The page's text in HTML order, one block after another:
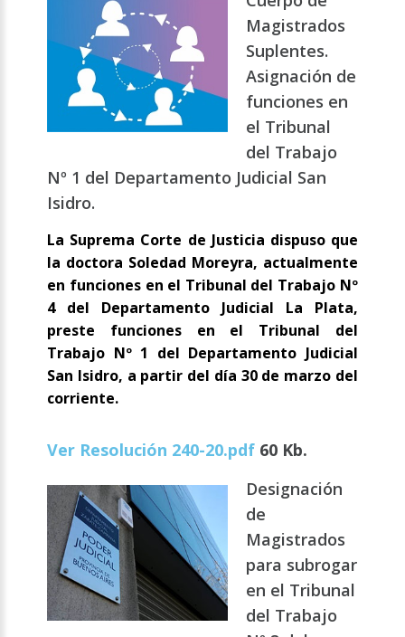
Magistrados
Suplentes.
Asignación de
funciones en
el Tribunal
del Trabajo
Nº 1 del Departamento Judicial San
Isidro.
La Suprema Corte de Justicia dispuso que
la doctora Soledad Moreyra, actualmente
en funciones en el Tribunal del Trabajo Nº
4 del Departamento Judicial La Plata,
preste funciones en el Tribunal del
Trabajo Nº 1 del Departamento Judicial
San Isidro, a partir del día 30 de marzo del
corriente.
Ver Resolución 240-20.pdf 60 Kb.
Designación
de
Magistrados
para subrogar
en el Tribunal
del Trabajo